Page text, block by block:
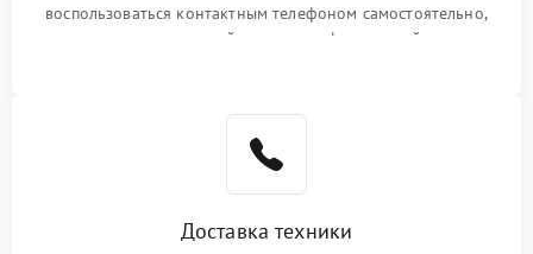
воспользоваться контактным телефоном самостоятельно,
или оставить свой номер телефона на сайте
Доставка техники